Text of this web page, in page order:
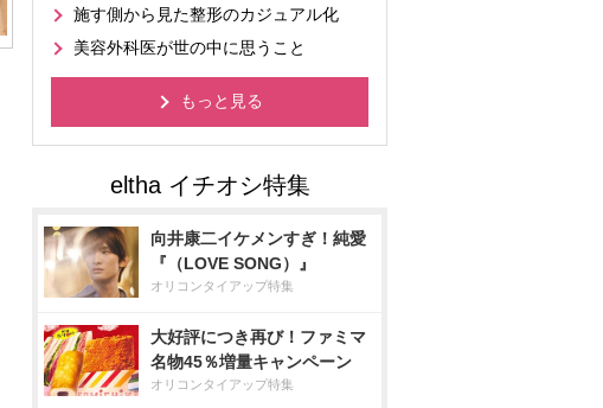
施す側から見た整形のカジュアル化
美容外科医が世の中に思うこと
もっと見る
向井康二イケメンすぎ！純愛
『（LOVE SONG）』
オリコンタイアップ特集
大好評につき再び！ファミマ
名物45％増量キャンペーン
オリコンタイアップ特集